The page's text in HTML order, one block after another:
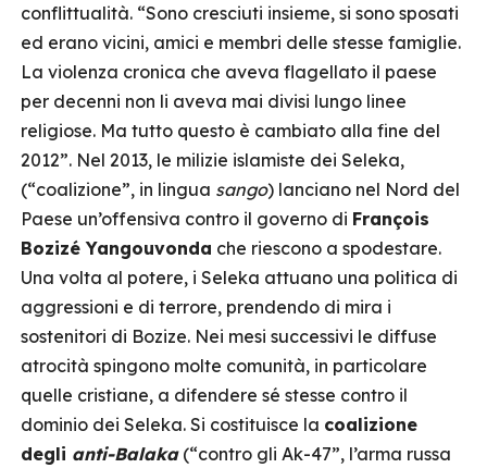
conflittualità. “Sono cresciuti insieme, si sono sposati
ed erano vicini, amici e membri delle stesse famiglie.
La violenza cronica che aveva flagellato il paese
per decenni non li aveva mai divisi lungo linee
religiose. Ma tutto questo è cambiato alla fine del
2012”. Nel 2013, le milizie islamiste dei Seleka,
(“coalizione”, in lingua sango) lanciano nel Nord del
Paese un’offensiva contro il governo di François
Bozizé Yangouvonda che riescono a spodestare.
Una volta al potere, i Seleka attuano una politica di
aggressioni e di terrore, prendendo di mira i
sostenitori di Bozize. Nei mesi successivi le diffuse
atrocità spingono molte comunità, in particolare
quelle cristiane, a difendere sé stesse contro il
dominio dei Seleka. Si costituisce la coalizione
degli anti-Balaka(“contro gli Ak-47”, l’arma russa